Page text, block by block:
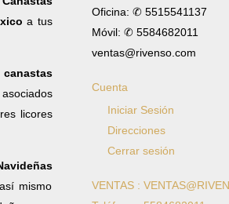
a tus
canastas
licores
mismo
Oficina: ✆ 5515541137
Móvil: ✆ 5584682011
ventas@rivenso.com
Cuenta
Iniciar Sesión
Direcciones
Cerrar sesión
VENTAS :